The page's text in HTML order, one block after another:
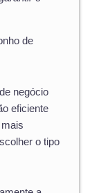
de
negócio
eficiente
o tipo